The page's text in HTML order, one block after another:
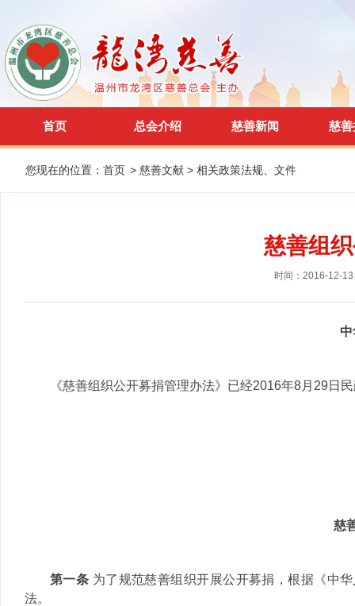
首页 总会介绍 慈善新闻 慈善
您现在的位置： 首页 > 慈善文献 > 相关政策法规、文件
慈善组
时间：2016-12-13
《慈善组织公开募捐管理办法》已经2016年8月29日
慈
第一条 为了规范慈善组织开展公开募捐，根据《中
法。